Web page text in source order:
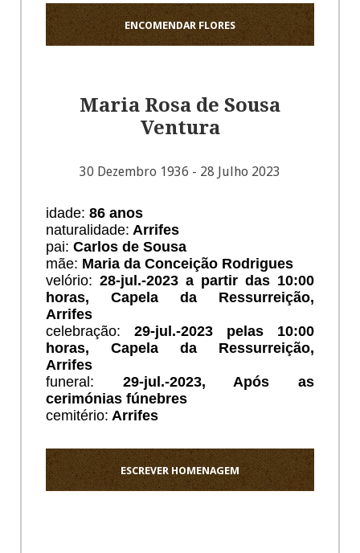
ENCOMENDAR FLORES
Maria Rosa de Sousa
Ventura
30 Dezembro 1936 - 28 Julho 2023
idade: 86 anos
naturalidade: Arrifes
pai: Carlos de Sousa
mãe: Maria da Conceição Rodrigues
velório: 28-jul.-2023 a partir das 10:00
horas, Capela da Ressurreição,
Arrifes
celebração: 29-jul.-2023 pelas 10:00
horas, Capela da Ressurreição,
Arrifes
funeral: 29-jul.-2023, Após as
cerimónias fúnebres
cemitério: Arrifes
ESCREVER HOMENAGEM